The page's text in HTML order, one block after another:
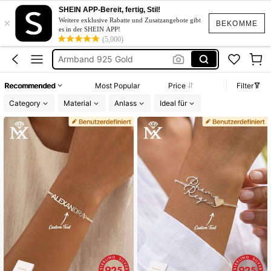
BEKOMME
×
SHEIN APP-Bereit, fertig, Stil!
Weitere exklusive Rabatte und Zusatzangebote gibt
es in der SHEIN APP!
(5,000)
925 Schmuck
Graviertes Armband
Armband 925 Gold
Fußkette Silber 925
Recommended Most Popular Price
Filter
Category
Material Anlass Ideal für